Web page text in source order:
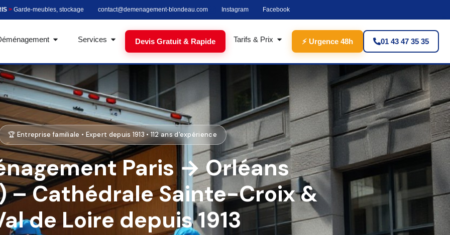
> Garde-meubles, stockage contact@demenagement-blondeau.com Instagram Facebook
Services Devis Gratuit & Rapide Tarifs & Prix ⚡ Urgence 48h 01 43 47 35 35
🏆 Entreprise familiale • Expert depuis 1913 • 112 ans d'expérience
Paris → Orléans
– Cathédrale Sainte-Croix &
de Loire depuis 1913